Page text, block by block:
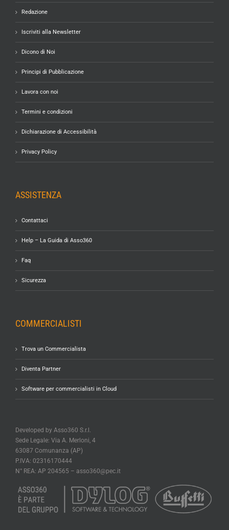
Redazione
Iscriviti alla Newsletter
Dicono di Noi
Principi di Pubblicazione
Lavora con noi
Termini e condizioni
Dichiarazione di Accessibilità
Privacy Policy
ASSISTENZA
Contattaci
Help – La Guida di Asso360
Faq
Sicurezza
COMMERCIALISTI
Trova un Commercialista
Diventa Partner
Software per commercialisti in Cloud
Developed by Asso360 S.r.l.
Sede Legale: Via A. Merloni, 4
63087 Comunanza (AP)
P.IVA: 02316170444
N° REA: AP 204565 – asso360@pec.it